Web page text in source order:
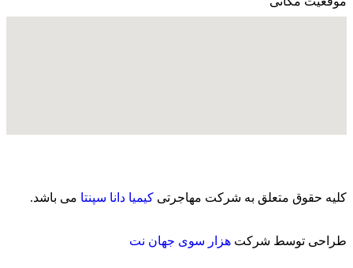
کلیه حقوق متعلق به شرکت مهاجرتی کیمیا دانا سپنتا می باشد.
طراحی توسط شرکت هزار سوی جهان نت